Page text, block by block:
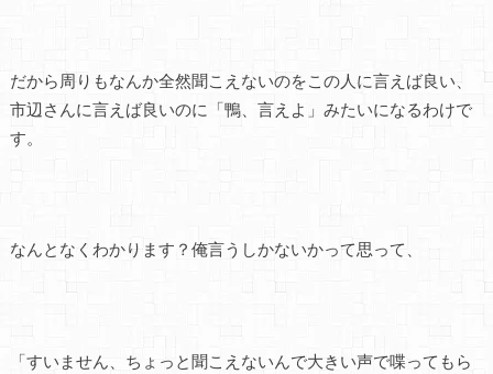
だから周りもなんか全然聞こえないのをこの人に言えば良い、
市辺さんに言えば良いのに「鴨、言えよ」みたいになるわけで
す。
なんとなくわかります？俺言うしかないかって思って、
「すいません、ちょっと聞こえないんで大きい声で喋ってもら